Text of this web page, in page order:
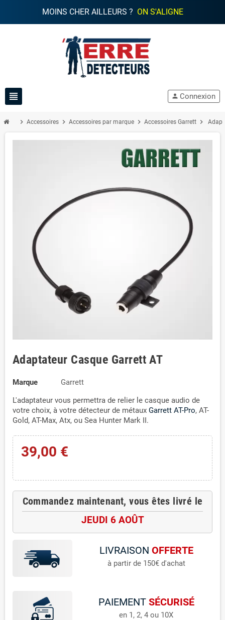
MOINS CHER AILLEURS ? ON S'ALIGNE
view_headline person Connexion
chevron_right Accessoires chevron_right Accessoires par marque chevron_right Accessoires Garrett chevron_right
Adaptateur Casque Garrett AT
Marque
Garrett
L'adaptateur vous permettra de relier le casque audio de
votre choix, à votre détecteur de métaux Garrett AT-Pro, AT-
Gold, AT-Max, Atx, ou Sea Hunter Mark II.
39,00 €
Commandez maintenant, vous êtes livré le
JEUDI 6 AOÛT
LIVRAISON OFFERTE
à partir de 150€ d'achat
PAIEMENT SÉCURISÉ
en 1, 2, 4 ou 10X